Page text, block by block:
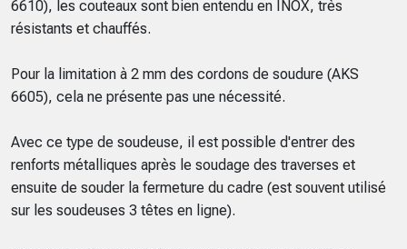
6610), les couteaux sont bien entendu en INOX, très
résistants et chauffés.
Pour la limitation à 2 mm des cordons de soudure (AKS
6605), cela ne présente pas une nécessité.
Avec ce type de soudeuse, il est possible d'entrer des
renforts métalliques après le soudage des traverses et
ensuite de souder la fermeture du cadre (est souvent utilisé
sur les soudeuses 3 têtes en ligne).